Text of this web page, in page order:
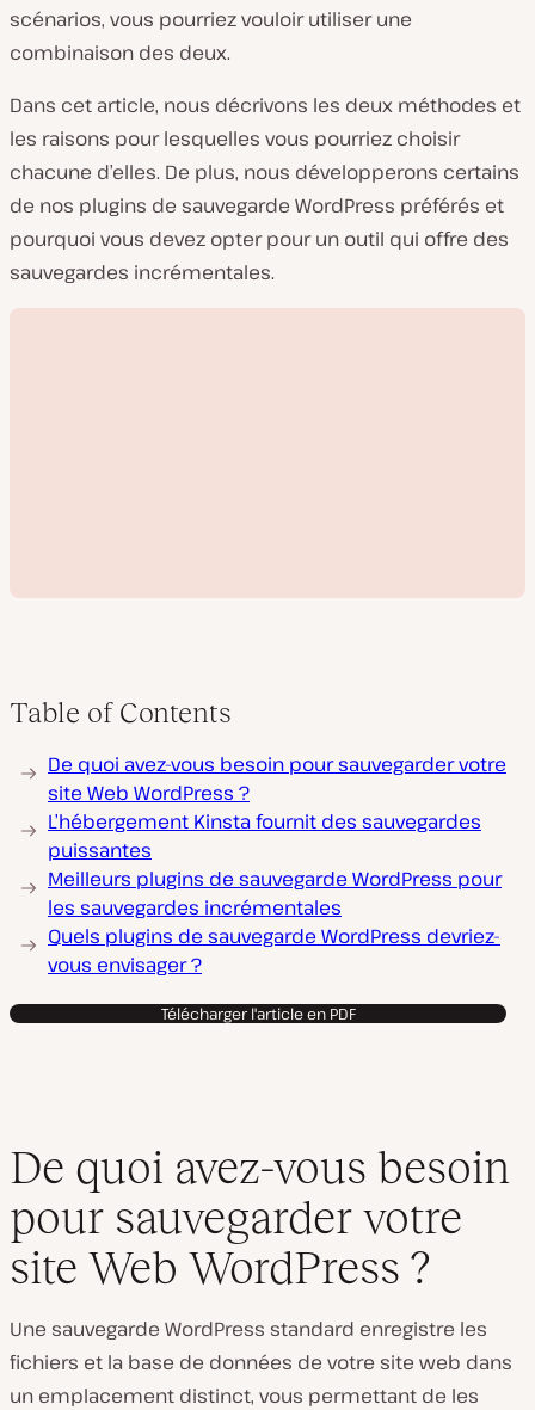
scénarios, vous pourriez vouloir utiliser une
combinaison des deux.
Dans cet article, nous décrivons les deux méthodes et
les raisons pour lesquelles vous pourriez choisir
chacune d’elles. De plus, nous développerons certains
de nos plugins de sauvegarde WordPress préférés et
pourquoi vous devez opter pour un outil qui offre des
sauvegardes incrémentales.
i
i
d
é
o
Table of Contents
De quoi avez-vous besoin pour sauvegarder votre
site Web WordPress ?
L’hébergement Kinsta fournit des sauvegardes
puissantes
Meilleurs plugins de sauvegarde WordPress pour
les sauvegardes incrémentales
Quels plugins de sauvegarde WordPress devriez-
vous envisager ?
Télécharger l'article en PDF
De quoi avez-vous besoin
pour sauvegarder votre
site Web WordPress ?
Une sauvegarde WordPress standard enregistre les
fichiers et la base de données de votre site web dans
un emplacement distinct, vous permettant de les